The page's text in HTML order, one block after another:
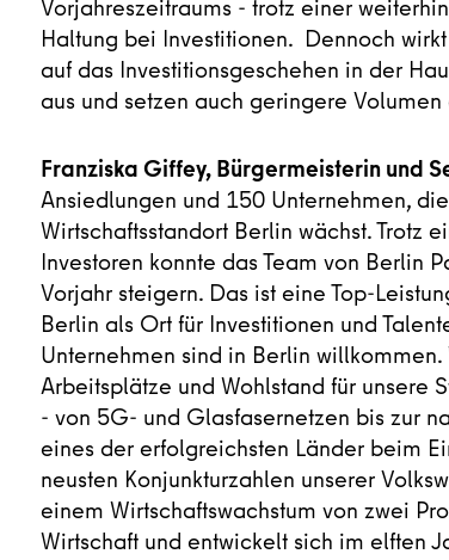
Vorjahreszeitraums - trotz einer
Haltung bei Investitionen. Dennoch
auf das Investitionsgeschehen in der
aus und setzen auch geringere Volumen
Franziska Giffey, Bürgermeisterin und
Ansiedlungen und 150 Unternehmen,
Wirtschaftsstandort Berlin wächst. Trotz
Investoren konnte das Team von Berlin
Vorjahr steigern. Das ist eine Top-
Berlin als Ort für Investitionen und
Unternehmen sind in Berlin
Arbeitsplätze und Wohlstand für unsere
- von 5G- und Glasfasernetzen bis zur
eines der erfolgreichsten Länder beim
neusten Konjunkturzahlen unserer
einem Wirtschaftswachstum von zwei
Wirtschaft und entwickelt sich im elften